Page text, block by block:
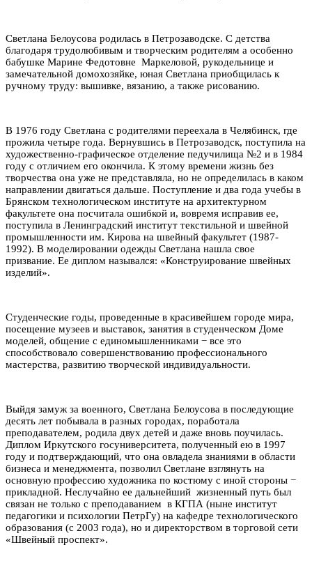
Светлана Белоусова родилась в Петрозаводске. С детства
благодаря трудолюбивым и творческим родителям а особенно
бабушке Марине Федотовне Маркеловой, рукодельнице и
замечательной домохозяйке, юная Светлана приобщилась к
ручному труду: вышивке, вязанию, а также рисованию.
В 1976 году Светлана с родителями переехала в Челябинск, где
прожила четыре года. Вернувшись в Петрозаводск, поступила на
художественно-графическое отделение педучилища №2 и в 1984
году с отличием его окончила. К этому времени жизнь без
творчества она уже не представляла, но не определилась в каком
направлении двигаться дальше. Поступление и два года учебы в
Брянском технологическом институте на архитектурном
факультете она посчитала ошибкой и, вовремя исправив ее,
поступила в Ленинградский институт текстильной и швейной
промышленности им. Кирова на швейный факультет (1987-
1992). В моделировании одежды Светлана нашла свое
призвание. Ее диплом назывался: «Конструирование швейных
изделий».
Студенческие годы, проведенные в красивейшем городе мира,
посещение музеев и выставок, занятия в студенческом Доме
моделей, общение с единомышленниками − все это
способствовало совершенствованию профессионального
мастерства, развитию творческой индивидуальности.
Выйдя замуж за военного, Светлана Белоусова в последующие
десять лет побывала в разных городах, поработала
преподавателем, родила двух детей и даже вновь поучилась.
Диплом Иркутского госуниверситета, полученный ею в 1997
году и подтверждающий, что она овладела знаниями в области
бизнеса и менеджмента, позволил Светлане взглянуть на
основную профессию художника по костюму с иной стороны −
прикладной. Неслучайно ее дальнейший жизненный путь был
связан не только с преподаванием в КГПА (ныне институт
педагогики и психологии ПетрГу) на кафедре технологического
образования (с 2003 года), но и директорством в торговой сети
«Швейный проспект».